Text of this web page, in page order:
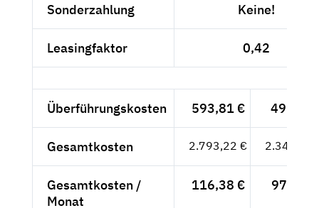
Sonderzahlung Keine!
Leasingfaktor 0,42
Überführungskosten 593,81 € 499,-- €
Gesamtkosten 2.793,22 € 2.347,24
Gesamtkosten /
Monat
116,38 € 97,80 €